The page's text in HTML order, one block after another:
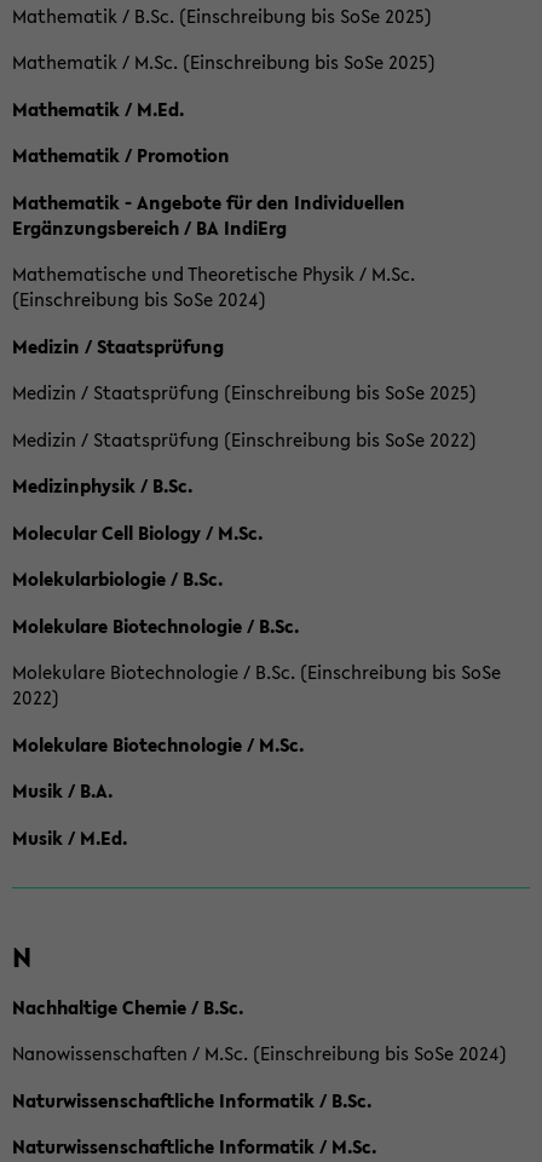
Mathematik / B.Sc. (Einschreibung bis SoSe 2025)
Mathematik / M.Sc. (Einschreibung bis SoSe 2025)
Mathematik / M.Ed.
Mathematik / Promotion
Mathematik - Angebote für den Individuellen
Ergänzungsbereich / BA IndiErg
Mathematische und Theoretische Physik / M.Sc.
(Einschreibung bis SoSe 2024)
Medizin / Staatsprüfung
Medizin / Staatsprüfung (Einschreibung bis SoSe 2025)
Medizin / Staatsprüfung (Einschreibung bis SoSe 2022)
Medizinphysik / B.Sc.
Molecular Cell Biology / M.Sc.
Molekularbiologie / B.Sc.
Molekulare Biotechnologie / B.Sc.
Molekulare Biotechnologie / B.Sc. (Einschreibung bis SoSe
2022)
Molekulare Biotechnologie / M.Sc.
Musik / B.A.
Musik / M.Ed.
N
Nachhaltige Chemie / B.Sc.
Nanowissenschaften / M.Sc. (Einschreibung bis SoSe 2024)
Naturwissenschaftliche Informatik / B.Sc.
Naturwissenschaftliche Informatik / M.Sc.